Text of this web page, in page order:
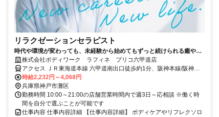
リラクゼーションセラピスト
時代や環境が変わっても、未経験から始めてもずっと続けられる癒やし
の仕事。手に職を身につけて、生き方を変えよう。
株式会社ボディワーク ラフィネ プリコ六甲道店
アクセス ＪＲ東海道本線 六甲道南出口徒歩約1分、阪神本線/阪神な
んば線 新在家徒歩約7分、阪急神戸本線 六甲出口3徒歩約11分 最寄
駅：六甲道駅
時給2,232円～4,068円
兵庫県神戸市灘区
勤務時間 10:00～21:00の店舗営業時間内で週3日～応相談 ※働く時
間を自分で選ぶことが可能です
仕事内容 仕事内容詳細 【仕事内容詳細】 ボディケアやリフレクソロ